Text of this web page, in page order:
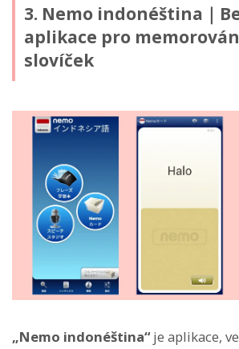
3. Nemo indonéština｜
aplikace pro
slovíček
„Nemo indonéština“je aplikace,